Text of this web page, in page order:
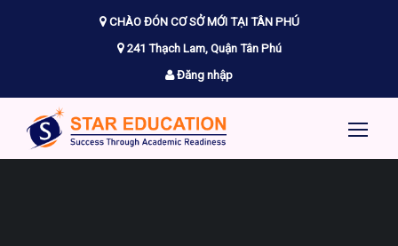
CHÀO ĐÓN CƠ SỞ MỚI TẠI TÂN PHÚ
241 Thạch Lam, Quận Tân Phú
Đăng nhập